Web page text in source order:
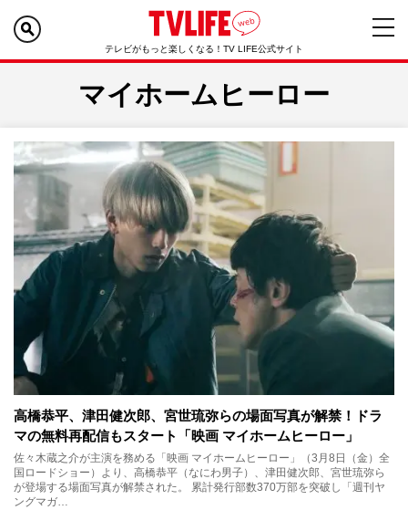
テレビがもっと楽しくなる！TV LIFE公式サイト
マイホームヒーロー
高橋恭平、津田健次郎、宮世琉弥らの場面写真が解禁！ドラ
マの無料再配信もスタート「映画 マイホームヒーロー」
佐々木蔵之介が主演を務める「映画 マイホームヒーロー」（3月8日（金）全
国ロードショー）より、高橋恭平（なにわ男子）、津田健次郎、宮世琉弥ら
が登場する場面写真が解禁された。 累計発行部数370万部を突破し「週刊ヤ
ングマガ…